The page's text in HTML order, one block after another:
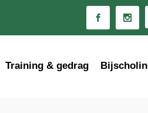
Training & gedrag